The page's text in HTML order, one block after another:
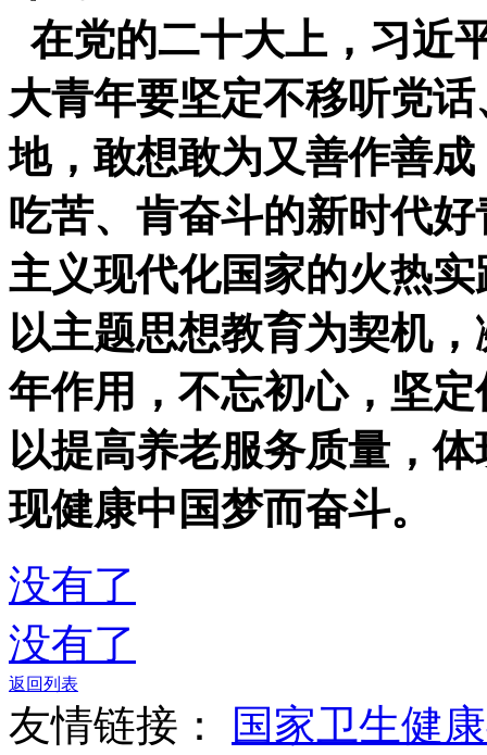
在党的二十大上，习
大青年要坚定不移听党
地，敢想敢为又善作善
吃苦、肯奋斗的新时代
主义现代化国家的火热
以主题思想教育为契机
年作用，不忘初心，坚
以提高养老服务质量，
现健康中国梦而奋斗。
没有了
没有了
返回列表
友情链接：
国家卫生健